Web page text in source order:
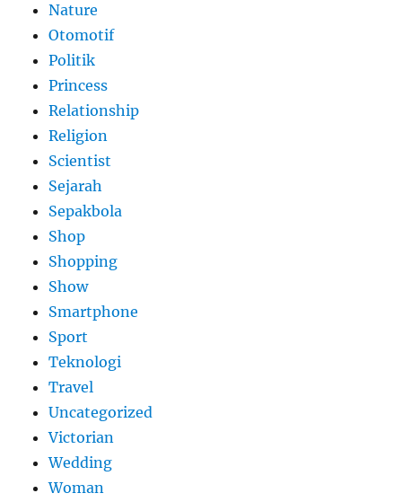
Nature
Otomotif
Politik
Princess
Relationship
Religion
Scientist
Sejarah
Sepakbola
Shop
Shopping
Show
Smartphone
Sport
Teknologi
Travel
Uncategorized
Victorian
Wedding
Woman